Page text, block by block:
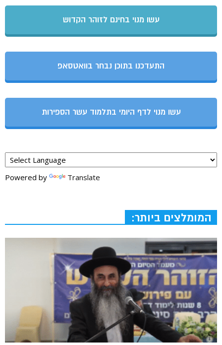
עשו מנוי בחינם לזוהר הקדוש
התעדכנו בתוכן נבחר בוואטסאפ
עשו מנוי לדף היומי בתלמוד עשר הספירות
Powered by Translate
המומלצים ביותר: